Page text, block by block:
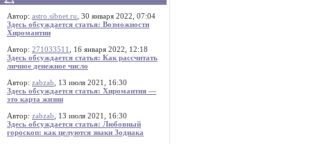
Автор: astro.sibnet.ru , 30 января 2022, 07:04
Здесь обсуждается статья: Возможности
Хиромантии
Автор: 271033511
, 16 января 2022, 12:18
Здесь обсуждается статья: Как рассчитать
личное денежное число
Автор: zabzab , 13 июля 2021, 16:30
Здесь обсуждается статья: Хиромантия —
это карта жизни
Автор: zabzab , 13 июля 2021, 16:30
Здесь обсуждается статья: Любовный
гороскоп: как целуются знаки Зодиака